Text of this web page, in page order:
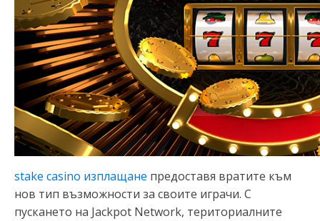
stake casino изплащане предоставя вратите към
нов тип възможности за своите играчи. С
пускането на Jackpot Network, териториалните